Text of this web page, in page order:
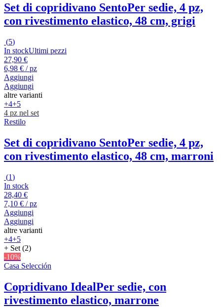
Set di copridivano SentoPer sedie, 4 pz,
con rivestimento elastico, 48 cm, grigi
(5)
In stockUltimi pezzi
27,90 €
6,98 € / pz
Aggiungi
Aggiungi
altre varianti
+4+5
4 pz nel set
Restilo
Set di copridivano SentoPer sedie, 4 pz,
con rivestimento elastico, 48 cm, marroni
(1)
In stock
28,40 €
7,10 € / pz
Aggiungi
Aggiungi
altre varianti
+4+5
+ Set (2)
-10%
Casa Selección
Copridivano IdealPer sedie, con
rivestimento elastico, marrone